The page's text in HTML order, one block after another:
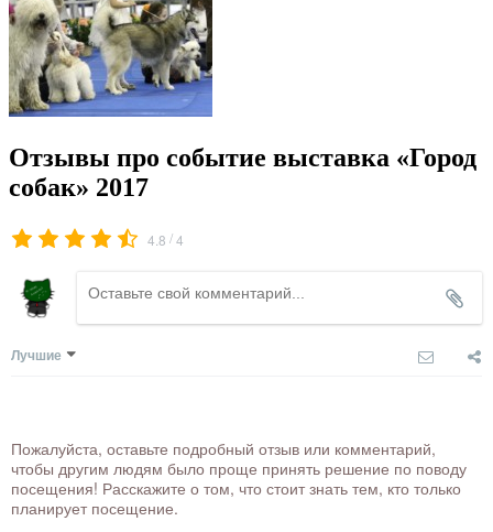
Отзывы про событие выставка «Город
собак» 2017
4.8 /4
Лучшие
Пожалуйста, оставьте подробный отзыв или комментарий,
чтобы другим людям было проще принять решение по поводу
посещения! Расскажите о том, что стоит знать тем, кто только
планирует посещение.